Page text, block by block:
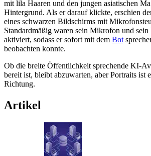
mit lila Haaren und den jungen asiatischen
Hintergrund. Als er darauf klickte, erschien
eines schwarzen Bildschirms mit
Standardmäßig waren sein Mikrofon und sein
aktiviert, sodass er sofort mit dem Bot
beobachten konnte.
Ob die breite Öffentlichkeit sprechende KI-
bereit ist, bleibt abzuwarten, aber Portraits ist
Richtung.
Artikel